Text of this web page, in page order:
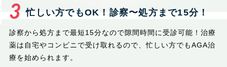
忙しい方でもOK！診察〜処方まで15分！
診察から処方まで最短15分なので隙間時間に受診可能！治療
薬は自宅やコンビニで受け取れるので、忙しい方でもAGA治
療を始められます。